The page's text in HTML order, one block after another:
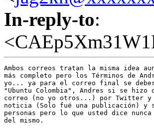
In-reply-to:
Ambos correos tratan la misma idea
más completo pero los Términos de
yo... ya para el correo final se
"Ubuntu Colombia", Andres si se
correo (no yo otros...) por Twitter y
noticia (Solo fué una publicación) y
personas pero lo que usted dice
del mismo.